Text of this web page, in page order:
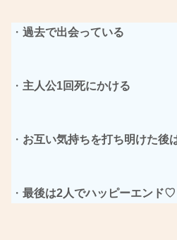
・ 過去で出会っている
・ 主人公1回死にかける
・ お互い気持ちを打ち明けた後
・ 最後は2人でハッピーエンド♡